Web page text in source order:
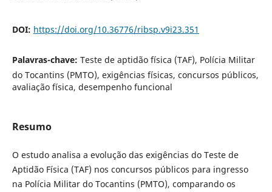
DOI: https://doi.org/10.36776/ribsp.v9i23.351
Palavras-chave: Teste de aptidão física (TAF), Polícia Militar
do Tocantins (PMTO), exigências físicas, concursos públicos,
avaliação física, desempenho funcional
Resumo
O estudo analisa a evolução das exigências do Teste de
Aptidão Física (TAF) nos concursos públicos para ingresso
na Polícia Militar do Tocantins (PMTO), comparando os